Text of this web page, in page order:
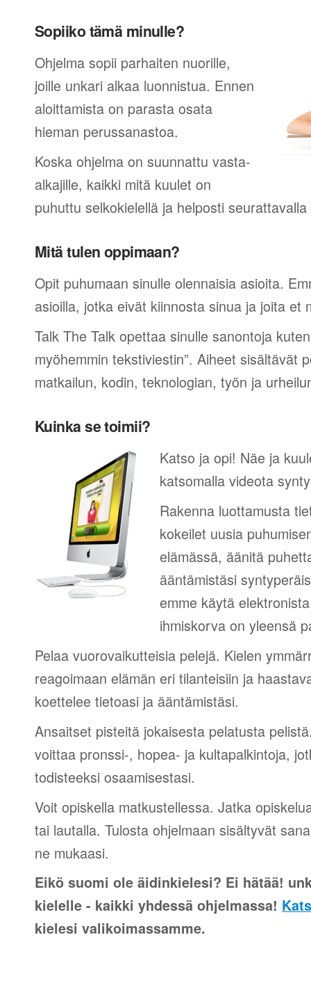
Sopiiko tämä minulle?
Ohjelma sopii parhaiten nuorille,
joille unkari alkaa luonnistua. Ennen
aloittamista on parasta osata
hieman perussanastoa.
Koska ohjelma on suunnattu vasta-
alkajille, kaikki mitä kuulet on
puhuttu selkokielellä ja helposti
Mitä tulen oppimaan?
Opit puhumaan sinulle olennaisia asioita.
asioilla, jotka eivät kiinnosta sinua ja joita et
Talk The Talk opettaa sinulle sanontoja
myöhemmin tekstiviestin”. Aiheet sisältävät
matkailun, kodin, teknologian, työn ja
Kuinka se toimii?
Katso ja opi! Näe ja
katsomalla videota
Rakenna luottamusta
kokeilet uusia
elämässä, äänitä
ääntämistäsi
emme käytä
ihmiskorva on yleensä
Pelaa vuorovaikutteisia pelejä. Kielen
reagoimaan elämän eri tilanteisiin ja
koettelee tietoasi ja ääntämistäsi.
Ansaitset pisteitä jokaisesta pelatusta
voittaa pronssi-, hopea- ja kultapalkintoja,
todisteeksi osaamisestasi.
Voit opiskella matkustellessa. Jatka
tai lautalla. Tulosta ohjelmaan sisältyvät
ne mukaasi.
Eikö suomi ole äidinkielesi? Ei hätää!
kielelle - kaikki yhdessä ohjelmassa!
kielesi valikoimassamme.